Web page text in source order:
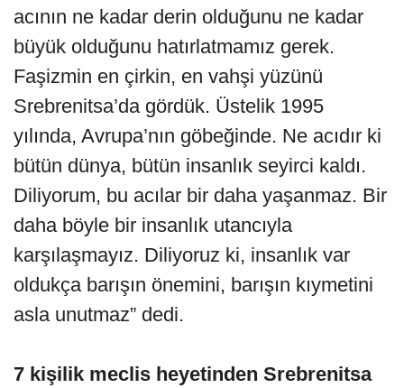
acının ne kadar derin olduğunu ne kadar
büyük olduğunu hatırlatmamız gerek.
Faşizmin en çirkin, en vahşi yüzünü
Srebrenitsa’da gördük. Üstelik 1995
yılında, Avrupa’nın göbeğinde. Ne acıdır ki
bütün dünya, bütün insanlık seyirci kaldı.
Diliyorum, bu acılar bir daha yaşanmaz. Bir
daha böyle bir insanlık utancıyla
karşılaşmayız. Diliyoruz ki, insanlık var
oldukça barışın önemini, barışın kıymetini
asla unutmaz” dedi.
7 kişilik meclis heyetinden Srebrenitsa